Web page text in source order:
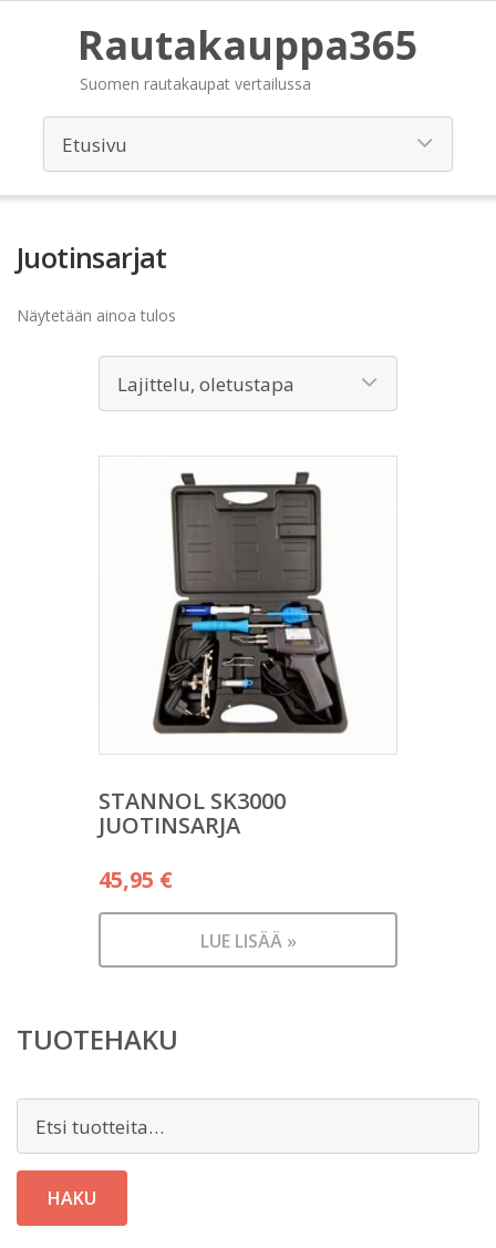
Rautakauppa365
Suomen rautakaupat vertailussa
Juotinsarjat
Näytetään ainoa tulos
STANNOL SK3000
JUOTINSARJA
45,95 €
LUE LISÄÄ »
TUOTEHAKU
HAKU